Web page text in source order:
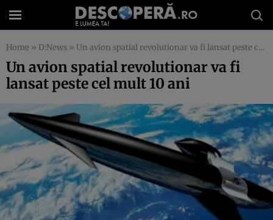
Home » D:News » Un avion spatial revolutionar va fi lansat peste cel mult 10 ani
Un avion spatial revolutionar va fi
lansat peste cel mult 10 ani